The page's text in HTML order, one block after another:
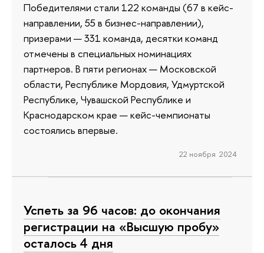
Победителями стали 122 команды (67 в кейс-
направлении, 55 в бизнес-направлении),
призерами — 331 команда, десятки команд
отмечены в специальных номинациях
партнеров. В пяти регионах — Московской
области, Республике Мордовия, Удмуртской
Республике, Чувашской Республике и
Краснодарском крае — кейс-чемпионаты
состоялись впервые.
22 ноября 2024
Успеть за 96 часов: до окончания
регистрации на «Высшую пробу»
осталось 4 дня